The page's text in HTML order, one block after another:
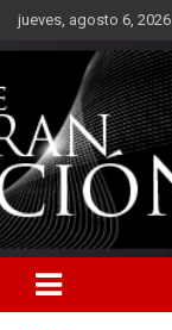
Saltarjueves, agosto 6, 2026